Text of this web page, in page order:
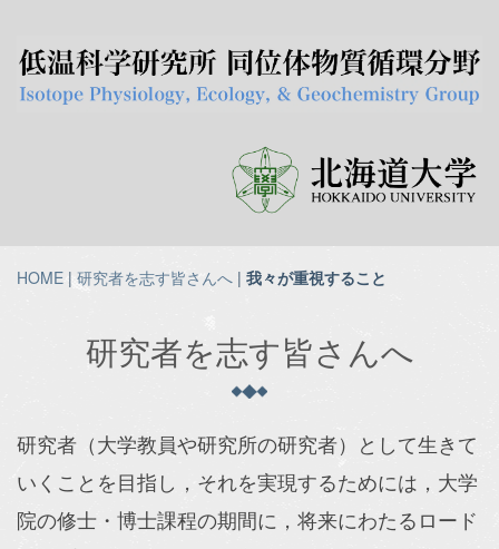
HOME | 研究者を志す皆さんへ | 我々が重視すること
研究者を志す皆さんへ
研究者（大学教員や研究所の研究者）として生きて
いくことを目指し，それを実現するためには，大学
院の修士・博士課程の期間に，将来にわたるロード